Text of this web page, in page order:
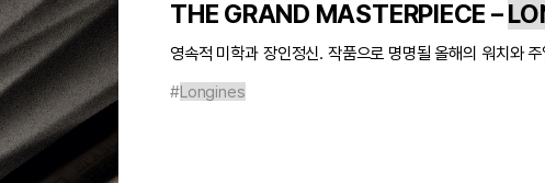
THE GRAND MASTERPIECE –
영속적 미학과 장인정신. 작품으로 명명될 올해의 워치와
#Longines